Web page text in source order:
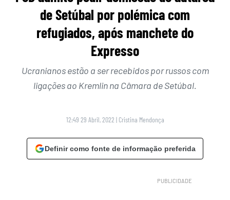
de Setúbal por polémica com
refugiados, após manchete do
Expresso
Ucranianos estão a ser recebidos por russos com
ligações ao Kremlin na Câmara de Setúbal.
12:49 29 Abril, 2022 | Cristina Mendonça
Definir como fonte de informação preferida